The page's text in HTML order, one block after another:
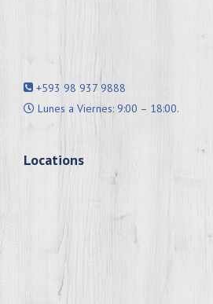
+593 98 937 9888
Lunes a Viernes: 9:00 – 18:00.
Locations